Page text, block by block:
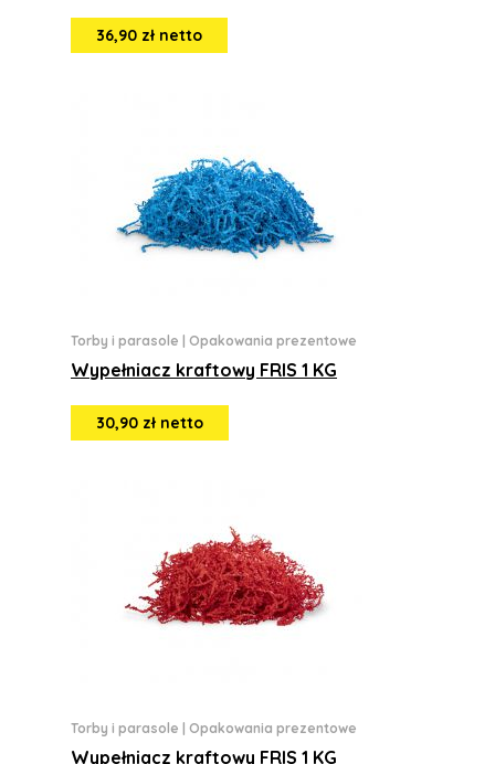
36,90 zł netto
Torby i parasole Opakowania prezentowe
Wypełniacz kraftowy FRIS 1 KG
30,90 zł netto
Torby i parasole Opakowania prezentowe
Wypełniacz kraftowy FRIS 1 KG